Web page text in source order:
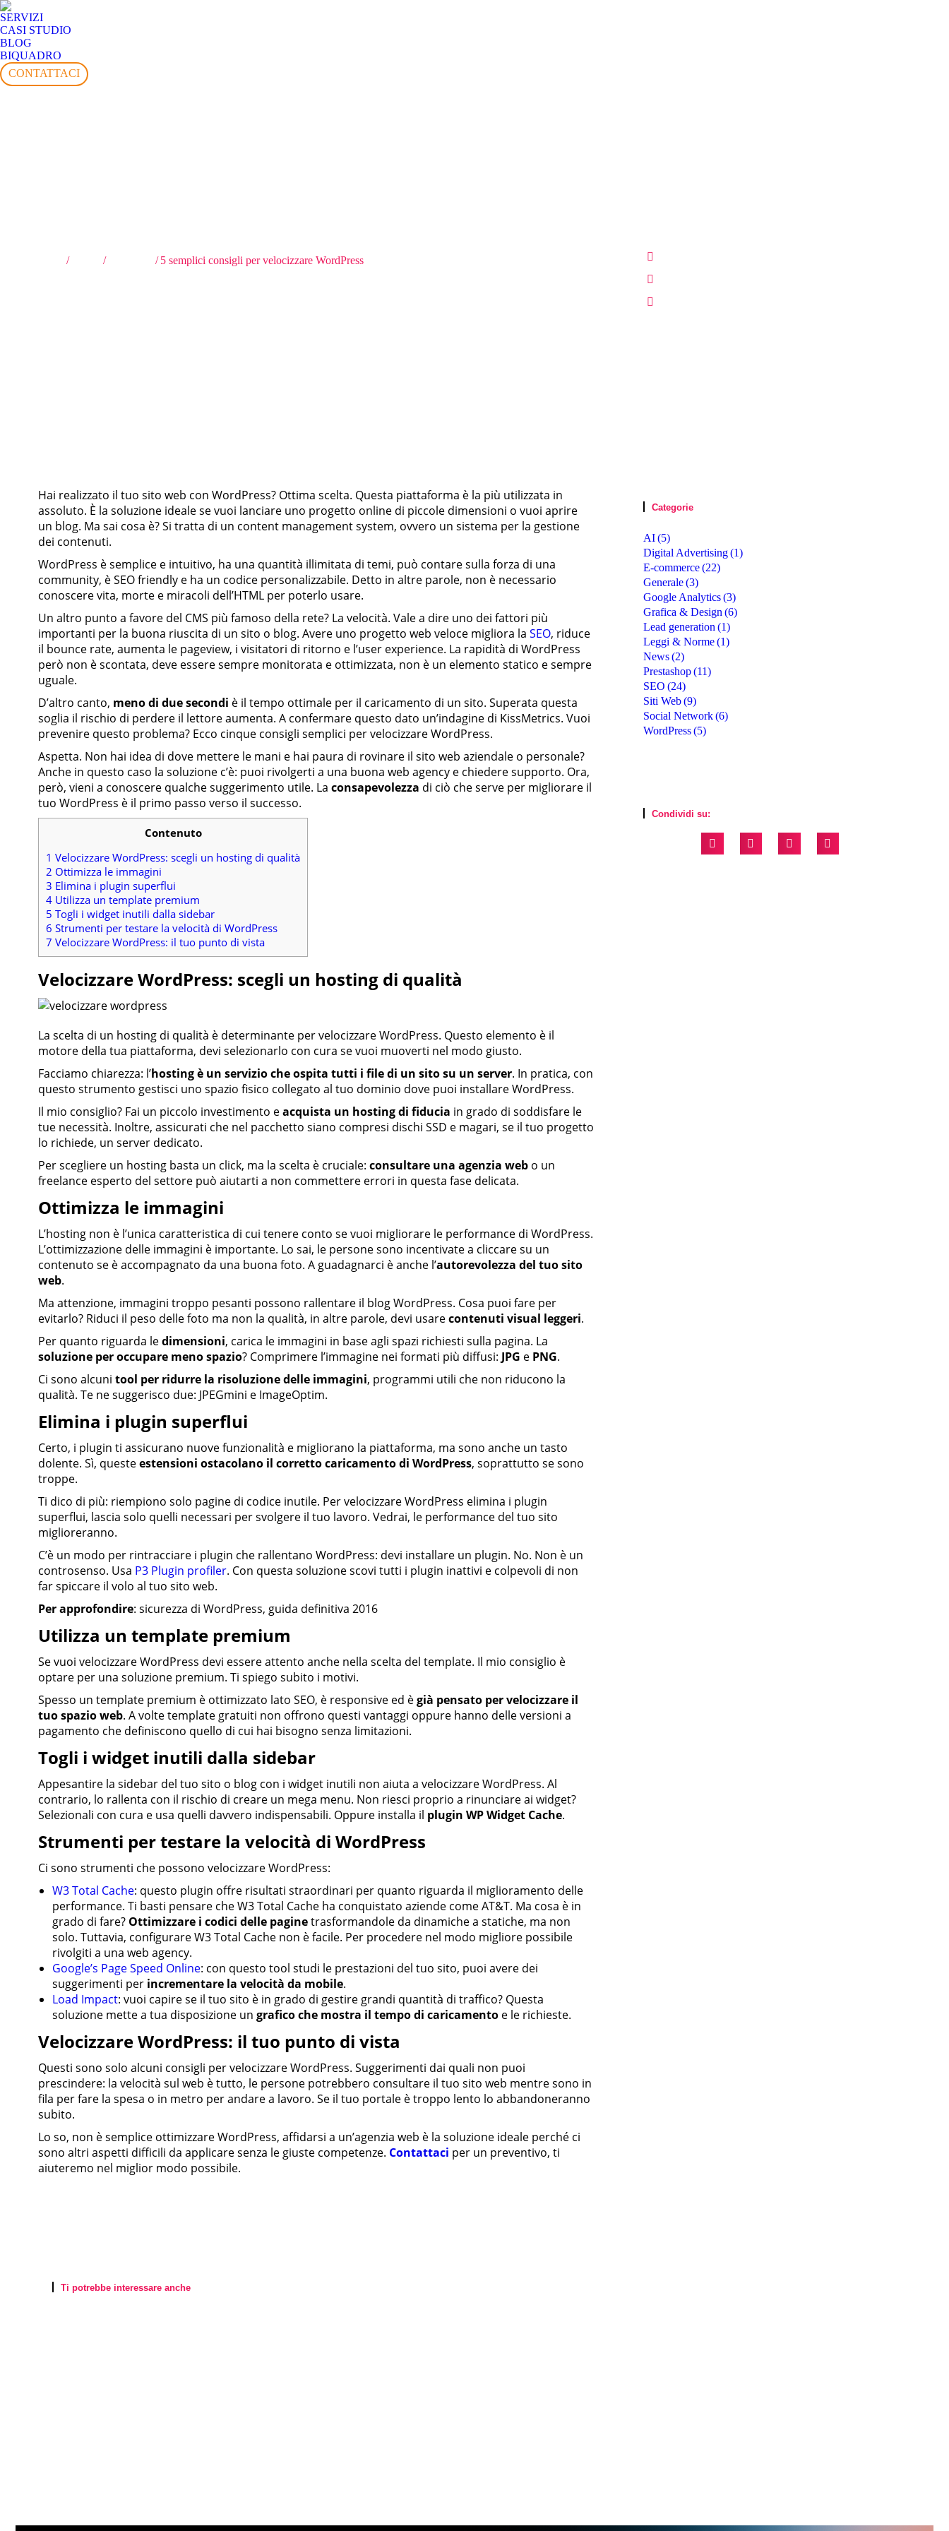
SERVIZI
CASI STUDIO
BLOG
BIQUADRO
CONTATTACI
Tu sei qui:
Home 5 semplici consigli per velocizzare WordPress
Hai realizzato il tuo sito web con WordPress? Ottima scelta. Questa piattaforma è la più utilizzata in
assoluto. È la soluzione ideale se vuoi lanciare uno progetto online di piccole dimensioni o vuoi aprire
un blog. Ma sai cosa è? Si tratta di un content management system, ovvero un sistema per la gestione
dei contenuti.
WordPress è semplice e intuitivo, ha una quantità illimitata di temi, può contare sulla forza di una
community, è SEO friendly e ha un codice personalizzabile. Detto in altre parole, non è necessario
conoscere vita, morte e miracoli dell’HTML per poterlo usare.
Un altro punto a favore del CMS più famoso della rete? La velocità. Vale a dire uno dei fattori più
importanti per la buona riuscita di un sito o blog. Avere uno progetto web veloce migliora la SEO, riduce
il bounce rate, aumenta le pageview, i visitatori di ritorno e l’user experience. La rapidità di WordPress
però non è scontata, deve essere sempre monitorata e ottimizzata, non è un elemento statico e sempre
uguale.
D’altro canto, meno di due secondi è il tempo ottimale per il caricamento di un sito. Superata questa
soglia il rischio di perdere il lettore aumenta. A confermare questo dato un’indagine di KissMetrics. Vuoi
prevenire questo problema? Ecco cinque consigli semplici per velocizzare WordPress.
Aspetta. Non hai idea di dove mettere le mani e hai paura di rovinare il sito web aziendale o personale?
Anche in questo caso la soluzione c’è: puoi rivolgerti a una buona web agency e chiedere supporto. Ora,
però, vieni a conoscere qualche suggerimento utile. La consapevolezza di ciò che serve per migliorare il
tuo WordPress è il primo passo verso il successo.
Contenuto
1 Velocizzare WordPress: scegli un hosting di qualità
2 Ottimizza le immagini
3 Elimina i plugin superflui
4 Utilizza un template premium
5 Togli i widget inutili dalla sidebar
6 Strumenti per testare la velocità di WordPress
7 Velocizzare WordPress: il tuo punto di vista
Velocizzare WordPress: scegli un hosting di qualità
La scelta di un hosting di qualità è determinante per velocizzare WordPress. Questo elemento è il
motore della tua piattaforma, devi selezionarlo con cura se vuoi muoverti nel modo giusto.
Facciamo chiarezza: l’hosting è un servizio che ospita tutti i file di un sito su un server. In pratica, con
questo strumento gestisci uno spazio fisico collegato al tuo dominio dove puoi installare WordPress.
Il mio consiglio? Fai un piccolo investimento eacquista un hosting di fiducia in grado di soddisfare le
tue necessità. Inoltre, assicurati che nel pacchetto siano compresi dischi SSD e magari, se il tuo progetto
lo richiede, un server dedicato.
Per scegliere un hosting basta un click, ma la scelta è cruciale: consultare una agenzia web o un
freelance esperto del settore può aiutarti a non commettere errori in questa fase delicata.
Ottimizza le immagini
L’hosting non è l’unica caratteristica di cui tenere conto se vuoi migliorare le performance di WordPress.
L’ottimizzazione delle immagini è importante. Lo sai, le persone sono incentivate a cliccare su un
contenuto se è accompagnato da una buona foto. A guadagnarci è anche l’autorevolezza del tuo sito
web.
Ma attenzione, immagini troppo pesanti possono rallentare il blog WordPress. Cosa puoi fare per
evitarlo? Riduci il peso delle foto ma non la qualità, in altre parole, devi usarecontenuti visual leggeri.
Per quanto riguarda ledimensioni, carica le immagini in base agli spazi richiesti sulla pagina. La
soluzione per occupare meno spazio? Comprimere l’immagine nei formati più diffusi: JPG e PNG.
Ci sono alcuni tool per ridurre la risoluzione delle immagini, programmi utili che non riducono la
qualità. Te ne suggerisco due: JPEGmini e ImageOptim.
Elimina i plugin superflui
Certo, i plugin ti assicurano nuove funzionalità e migliorano la piattaforma, ma sono anche un tasto
dolente. Sì, questeestensioni ostacolano il corretto caricamento di WordPress, soprattutto se sono
troppe.
Ti dico di più: riempiono solo pagine di codice inutile. Per velocizzare WordPress elimina i plugin
superflui, lascia solo quelli necessari per svolgere il tuo lavoro. Vedrai, le performance del tuo sito
miglioreranno.
C’è un modo per rintracciare i plugin che rallentano WordPress: devi installare un plugin. No. Non è un
controsenso. Usa P3 Plugin profiler. Con questa soluzione scovi tutti i plugin inattivi e colpevoli di non
far spiccare il volo al tuo sito web.
Per approfondire: sicurezza di WordPress, guida definitiva 2016
Utilizza un template premium
Se vuoi velocizzare WordPress devi essere attento anche nella scelta del template. Il mio consiglio è
optare per una soluzione premium. Ti spiego subito i motivi.
Spesso un template premium è ottimizzato lato SEO, è responsive ed ègià pensato per velocizzare il
tuo spazio web. A volte template gratuiti non offrono questi vantaggi oppure hanno delle versioni a
pagamento che definiscono quello di cui hai bisogno senza limitazioni.
Togli i widget inutili dalla sidebar
Appesantire la sidebar del tuo sito o blog con i widget inutili non aiuta a velocizzare WordPress. Al
contrario, lo rallenta con il rischio di creare un mega menu. Non riesci proprio a rinunciare ai widget?
Selezionali con cura e usa quelli davvero indispensabili. Oppure installa il plugin WP Widget Cache.
Strumenti per testare la velocità di WordPress
Ci sono strumenti che possono velocizzare WordPress:
W3 Total Cache: questo plugin offre risultati straordinari per quanto riguarda il miglioramento delle
performance. Ti basti pensare che W3 Total Cache ha conquistato aziende come AT&T. Ma cosa è in
grado di fare? Ottimizzare i codici delle paginetrasformandole da dinamiche a statiche, ma non
solo. Tuttavia, configurare W3 Total Cache non è facile. Per procedere nel modo migliore possibile
rivolgiti a una web agency.
Google’s Page Speed Online: con questo tool studi le prestazioni del tuo sito, puoi avere dei
suggerimenti per incrementare la velocità da mobile.
Load Impact: vuoi capire se il tuo sito è in grado di gestire grandi quantità di traffico? Questa
soluzione mette a tua disposizione un grafico che mostra il tempo di caricamento e le richieste.
Velocizzare WordPress: il tuo punto di vista
Questi sono solo alcuni consigli per velocizzare WordPress. Suggerimenti dai quali non puoi
prescindere: la velocità sul web è tutto, le persone potrebbero consultare il tuo sito web mentre sono in
fila per fare la spesa o in metro per andare a lavoro. Se il tuo portale è troppo lento lo abbandoneranno
subito.
Lo so, non è semplice ottimizzare WordPress, affidarsi a un’agenzia web è la soluzione ideale perché ci
sono altri aspetti difficili da applicare senza le giuste competenze. Contattaci per un preventivo, ti
aiuteremo nel miglior modo possibile.
Ti potrebbe interessare anche
Categorie
AI(5)
Digital Advertising(1)
E-commerce(22)
Generale(3)
Google Analytics(3)
Grafica & Design (6)
Lead generation (1)
Leggi & Norme(1)
News(2)
Prestashop(11)
SEO (24)
Siti Web(9)
Social Network(6)
WordPress(5)
Condividi su: